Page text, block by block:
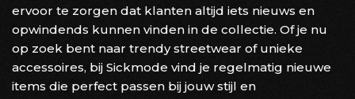
ervoor te zorgen dat klanten altijd iets nieuws en
opwindends kunnen vinden in de collectie. Of je nu
op zoek bent naar trendy streetwear of unieke
accessoires, bij Sickmode vind je regelmatig nieuwe
items die perfect passen bij jouw stijl en